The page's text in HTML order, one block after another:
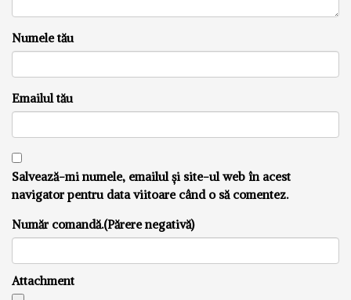
Numele tău
Emailul tău
Salvează-mi numele, emailul și site-ul web în acest
navigator pentru data viitoare când o să comentez.
Număr comandă.(Părere negativă)
Attachment